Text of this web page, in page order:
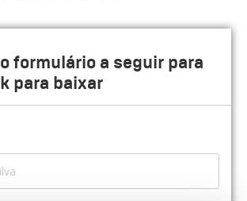
formulário a seguir para
para baixar